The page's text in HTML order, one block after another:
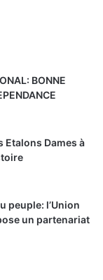
BONNE
Etalons Dames à
peuple: l’Union
un partenariat